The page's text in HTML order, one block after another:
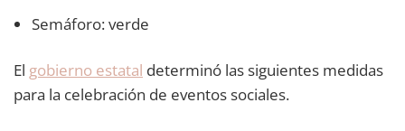
Semáforo: verde
El gobierno estatal determinó las siguientes medidas
para la celebración de eventos sociales.